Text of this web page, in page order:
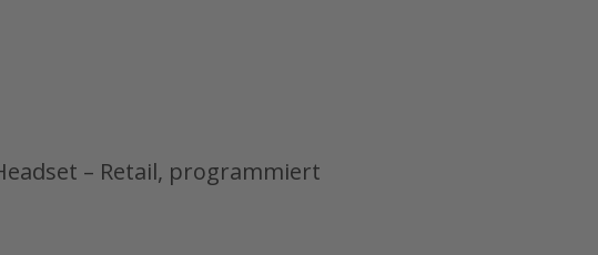
– Retail, programmiert